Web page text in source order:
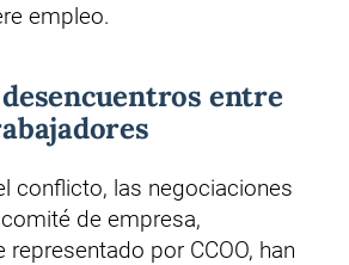
empleo.
entre
conflicto, las negociaciones
de empresa,
por CCOO, han